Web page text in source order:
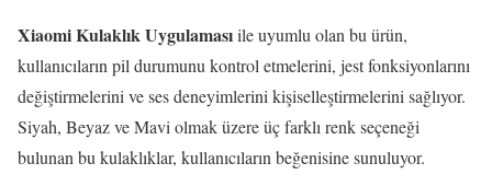
Xiaomi Kulaklık Uygulamasıile uyumlu olan bu ürün,
kullanıcıların pil durumunu kontrol etmelerini, jest fonksiyonlarını
değiştirmelerini ve ses deneyimlerini kişiselleştirmelerini sağlıyor.
Siyah, Beyaz ve Mavi olmak üzere üç farklı renk seçeneği
bulunan bu kulaklıklar, kullanıcıların beğenisine sunuluyor.